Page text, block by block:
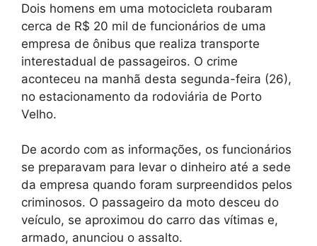
Dois homens em uma motocicleta roubaram
cerca de R$ 20 mil de funcionários de uma
empresa de ônibus que realiza transporte
interestadual de passageiros. O crime
aconteceu na manhã desta segunda-feira (26),
no estacionamento da rodoviária de Porto
Velho.
De acordo com as informações, os funcionários
se preparavam para levar o dinheiro até a sede
da empresa quando foram surpreendidos pelos
criminosos. O passageiro da moto desceu do
veículo, se aproximou do carro das vítimas e,
armado, anunciou o assalto.